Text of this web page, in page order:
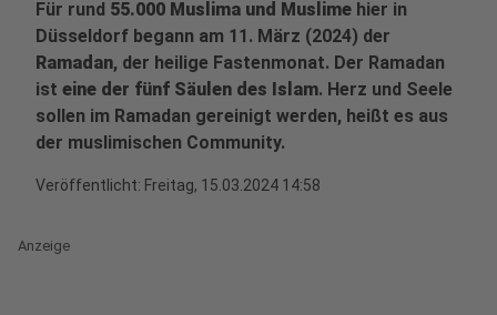
Für rund 55.000 Muslima und Muslime hier in
Düsseldorf begann am 11. März (2024) der
Ramadan, der heilige Fastenmonat. Der Ramadan
ist eine der fünf Säulen des Islam. Herz und Seele
sollen im Ramadan gereinigt werden, heißt es aus
der muslimischen Community.
Veröffentlicht: Freitag, 15.03.2024 14:58
Anzeige